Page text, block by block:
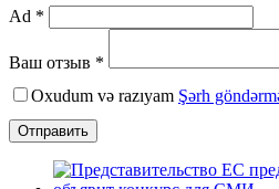
Ad *
Ваш отзыв *
Oxudum və razıyam Şərh
Отправить